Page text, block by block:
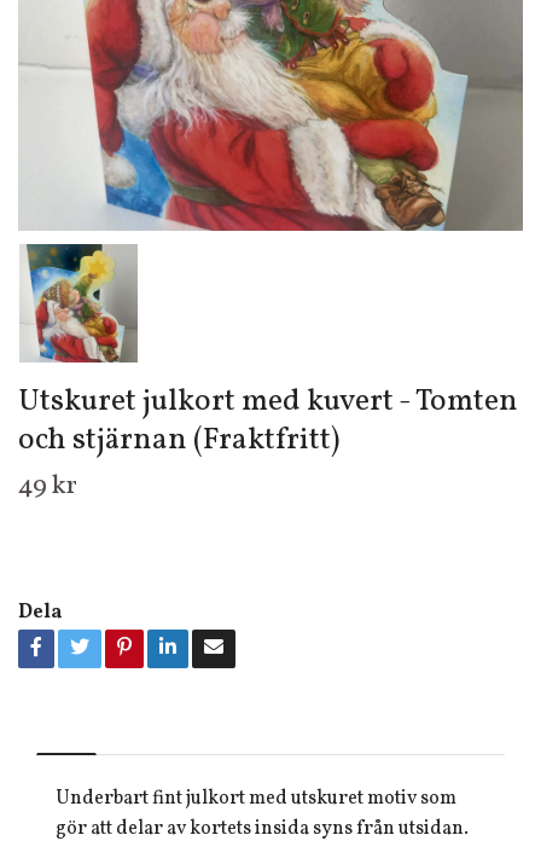
Utskuret julkort med kuvert - Tomten
och stjärnan (Fraktfritt)
49 kr
Dela
Underbart fint julkort med utskuret motiv som
gör att delar av kortets insida syns från utsidan.